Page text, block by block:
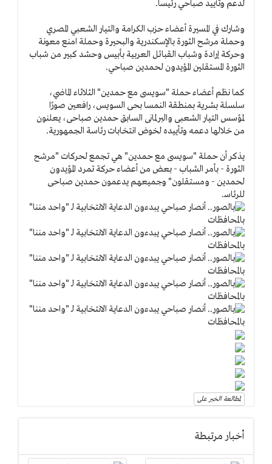
لدعم وتأييد صباحي رئيسا.
وشارك في المسيرة أعضاء حزب الكرامة والتيار الشعبي المصري
وحملة مرشح الثورة بالإسكندرية والبحيرة وحملة امنع معونة
وحركة إرادة وشباب القبائل العربية بأبيس وحشد كبير من شباب
الثورة المستقلين المؤيدون لحمدين صباحي.
كما نظم أعضاء حملة "سويسى مع حمدين" الثلاثاء الماضي،
سلسلة بشرية بمنطقة النمسا بحى السويس، رافعين صورًا
لمؤسس التيار الشعبى والبرلمانى السابق حمدين صباحى، يعلنون
من خلالها دعمه وتأييده لخوض انتخابات رئاسة الجمهورية.
يذكر أن حملة "سويسى مع حمدين" هي تجمع لحركات "مرشح
الثورة - بأمر الشباب - بعض من أعضاء حركة تمرد المؤيدون
لحمدين - ومستقلون" وجميعهم يدعمون حمدين صباحى
للرئاسة.
لمطالعة الخبر على
أخبار مرتبطة